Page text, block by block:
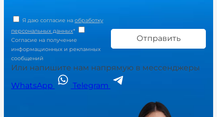
Я даю согласие на обработку
персональных данных*
Согласие на получение
информационных и рекламных
сообщений
Или напишите нам напрямую в мессенджеры
WhatsApp
Telegram